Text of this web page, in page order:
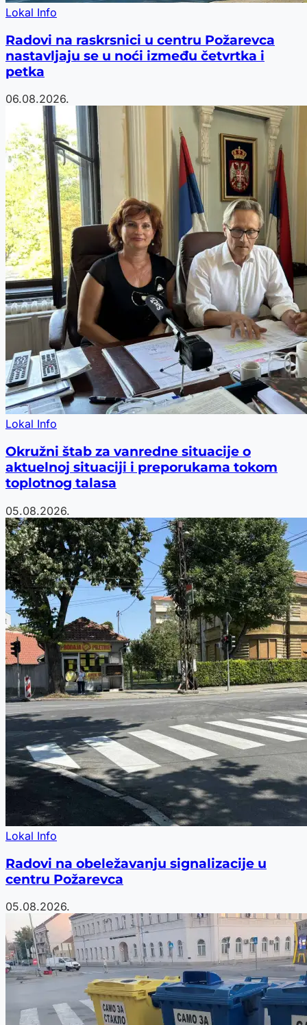
Lokal Info
Radovi na raskrsnici u centru Požarevca
nastavljaju se u noći između četvrtka i
petka
06.08.2026.
Lokal Info
Okružni štab za vanredne situacije o
aktuelnoj situaciji i preporukama tokom
toplotnog talasa
05.08.2026.
Lokal Info
Radovi na obeležavanju signalizacije u
centru Požarevca
05.08.2026.